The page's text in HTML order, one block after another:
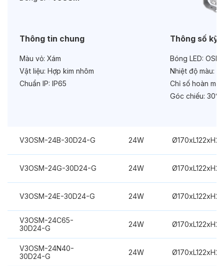
Thông tin chung
Màu vỏ: Xám
Vật liệu: Hợp kim nhôm
Chuẩn IP: IP65
Thông số kỹ
Bóng LED:
Nhiệt độ màu:
Chỉ số hoàn
Góc chiếu: 30°
V3OSM-24B-30D24-G 24W
V3OSM-24G-30D24-G 24W
V3OSM-24E-30D24-G 24W
V3OSM-24C65-
30D24-G
24W
V3OSM-24N40-
30D24-G
24W